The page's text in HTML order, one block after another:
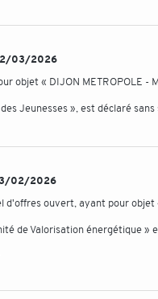
03/2026
objet « DIJON METROPOLE -
Jeunesses », est déclaré
02/2026
d'offres ouvert, ayant pour
de Valorisation énergétique »